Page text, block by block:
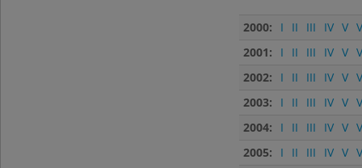
2000: I II III IV V
2001:
I II III IV V
2002:
I II III IV V
2003:
I II III IV V
2004:
I II III IV V
2005:
I II III IV V